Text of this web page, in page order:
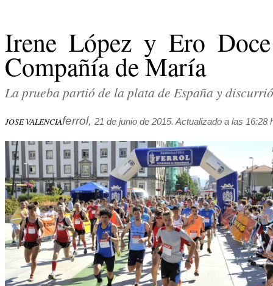
Irene López y Ero
Compañía de María
La prueba partió de la plata de España y
JOSE VALENCIAferrol, 21 de junio de 2015. Actualizado a las 16:28